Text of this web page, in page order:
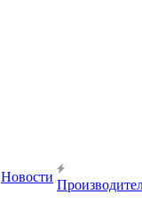
Новости